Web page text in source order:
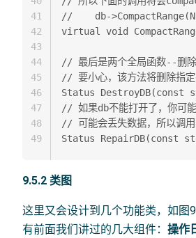
//    db-
virtual void
// 最后是两个全局函数--删
// 要小心，该方法将删除指
Status
// 如果db不能打开了，你可
// 可能会丢失数据，所以调
41
42
43
44
45
46
47
48
49
9.5.2 类图
这里又会设计到几个功能类，如图
有前面我们讲过的几大组件： 操作